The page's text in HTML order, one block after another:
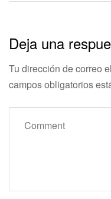
Deja una
Tu dirección de correo
campos obligatorios